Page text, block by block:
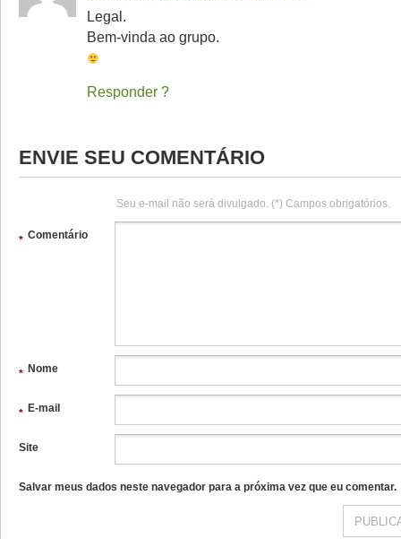
Legal.
Bem-vinda ao grupo.
Responder
ENVIE SEU COMENTÁRIO
Seu e-mail não será divulgado. (*) Campos obrigatórios.
Comentário
*
Nome
*
E-mail
*
Site
Salvar meus dados neste navegador para a próxima vez que eu comentar.